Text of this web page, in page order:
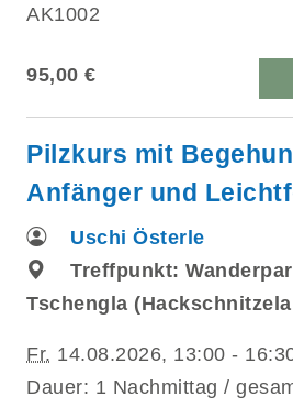
AK1002
95,00 €
Pilzkurs mit
Anfänger und
Uschi Österle
Treffpunkt:
Tschengla
Fr. 14.08.2026, 13:00 -
Dauer: 1 Nachmittag /